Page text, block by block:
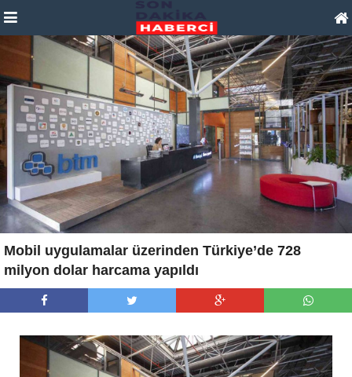
Mobil uygulamalar üzerinden Türkiye’de 728
milyon dolar harcama yapıldı